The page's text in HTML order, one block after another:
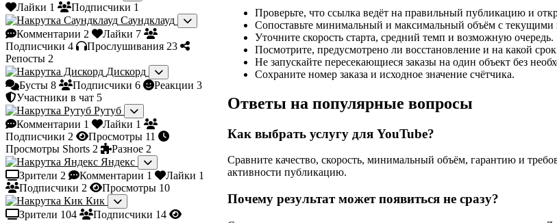
Лайки 1 Подписчики 1
Саундклауд
Комментарии 2 Лайки 7
Подписчики 4 Прослушивания 23
Репосты 2
Дискорд
Бусты 8 Подписчики 6 Реакции 3
Участники в чат 5
Рутуб
Комментарии 1 Лайки 1
Подписчики 2 Просмотры 11
Просмотры Shorts 2 Разное 2
Яндекс
Зрители 2 Комментарии 1 Лайки 1
Подписчики 2 Просмотры 10
Кик
Зрители 104 Подписчики 14
Проверьте, что ссылка ведёт на правильный публикацию и
Сопоставьте минимальный и максимальный объём с текущими
Уточните скорость старта, средний темп и возможную очередь.
Посмотрите, предусмотрено ли восстановление и на какой
Не запускайте пересекающиеся заказы на один объект без
Сохраните номер заказа и исходное значение счётчика.
Ответы на популярные вопросы
Как выбрать услугу для YouTube?
Сравните качество, скорость, минимальный объём, гарантию и
активности публикацию.
Почему результат может появиться не сразу?